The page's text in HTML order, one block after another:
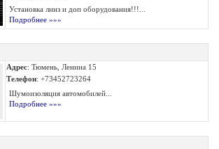
Установка линз и доп оборудования!!!...
Подробнее »»»
Адрес: Тюмень, Ленина 15
Телефон: +73452723264
Шумоизоляция автомобилей...
Подробнее »»»